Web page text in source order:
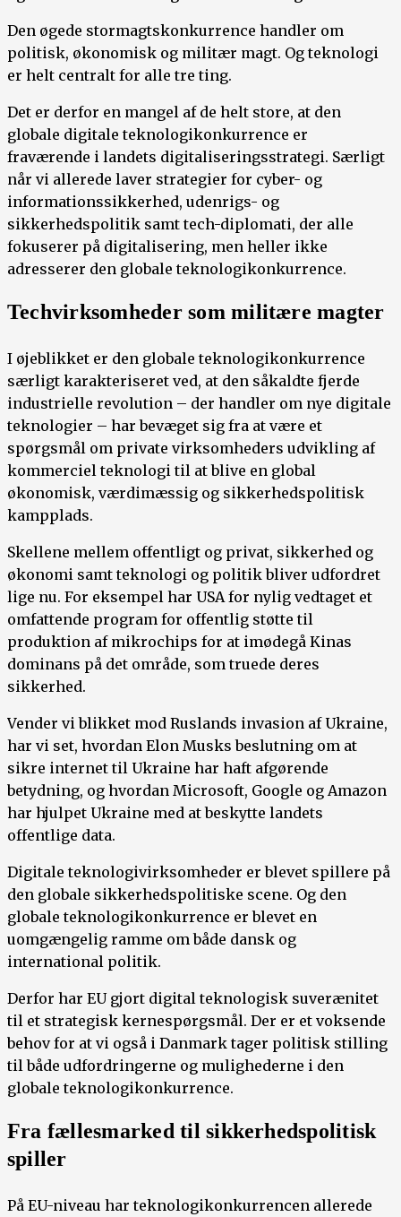
Den øgede stormagtskonkurrence handler om
politisk, økonomisk og militær magt. Og teknologi
er helt centralt for alle tre ting.
Det er derfor en mangel af de helt store, at den
globale digitale teknologikonkurrence er
fraværende i landets digitaliseringsstrategi. Særligt
når vi allerede laver strategier for cyber- og
informationssikkerhed, udenrigs- og
sikkerhedspolitik samt tech-diplomati, der alle
fokuserer på digitalisering, men heller ikke
adresserer den globale teknologikonkurrence.
Techvirksomheder som militære magter
I øjeblikket er den globale teknologikonkurrence
særligt karakteriseret ved, at den såkaldte fjerde
industrielle revolution – der handler om nye digitale
teknologier – har bevæget sig fra at være et
spørgsmål om private virksomheders udvikling af
kommerciel teknologi til at blive en global
økonomisk, værdimæssig og sikkerhedspolitisk
kampplads.
Skellene mellem offentligt og privat, sikkerhed og
økonomi samt teknologi og politik bliver udfordret
lige nu. For eksempel har USA for nylig vedtaget et
omfattende program for offentlig støtte til
produktion af mikrochips for at imødegå Kinas
dominans på det område, som truede deres
sikkerhed.
Vender vi blikket mod Ruslands invasion af Ukraine,
har vi set, hvordan Elon Musks beslutning om at
sikre internet til Ukraine har haft afgørende
betydning, og hvordan Microsoft, Google og Amazon
har hjulpet Ukraine med at beskytte landets
offentlige data.
Digitale teknologivirksomheder er blevet spillere på
den globale sikkerhedspolitiske scene. Og den
globale teknologikonkurrence er blevet en
uomgængelig ramme om både dansk og
international politik.
Derfor har EU gjort digital teknologisk suverænitet
til et strategisk kernespørgsmål. Der er et voksende
behov for at vi også i Danmark tager politisk stilling
til både udfordringerne og mulighederne i den
globale teknologikonkurrence.
Fra fællesmarked til sikkerhedspolitisk
spiller
På EU-niveau har teknologikonkurrencen allerede